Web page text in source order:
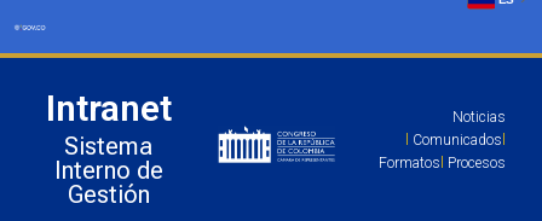
Intranet
Sistema
Interno de
Gestión
Noticias
Comunicados
Formatos Procesos